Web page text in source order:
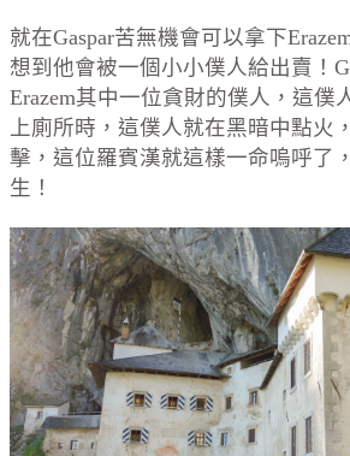
就在Gaspar苦無機會可以拿下
想到他會被一個小小僕人給出賣！
Erazem其中一位貪財的僕人，這僕
上廁所時，這僕人就在黑暗中點火
擊，這位羅賓漢就這樣一命嗚呼了
生！